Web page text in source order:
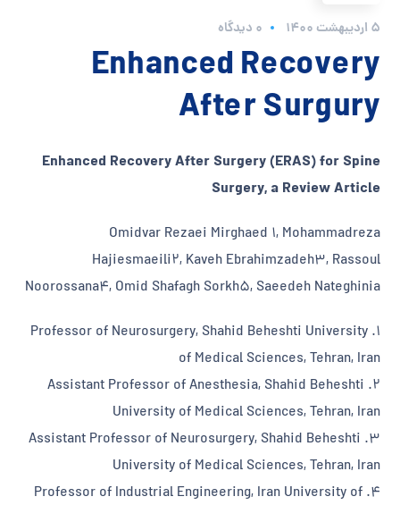
5 اردیبهشت 1400 0 دیدگاه
Enhanced Recovery
After Surgury
Enhanced Recovery After Surgery (ERAS) for Spine
Surgery, a Review Article
Omidvar Rezaei Mirghaed 1, Mohammadreza
Hajiesmaeili2, Kaveh Ebrahimzadeh3, Rassoul
Noorossana4, Omid Shafagh Sorkh5, Saeedeh Nateghinia
1. Professor of Neurosurgery, Shahid Beheshti University
of Medical Sciences, Tehran, Iran
2. Assistant Professor of Anesthesia, Shahid Beheshti
University of Medical Sciences, Tehran, Iran
3. Assistant Professor of Neurosurgery, Shahid Beheshti
University of Medical Sciences, Tehran, Iran
4. Professor of Industrial Engineering, Iran University of